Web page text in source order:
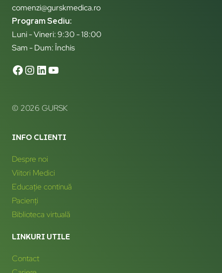
comenzi@gurskmedica.ro
Program Sediu:
Luni - Vineri: 9:30 - 18:00
Sam - Dum: Închis
© 2026 GURSK
INFO CLIENTI
Despre noi
Viitori Medici
Educație continuă
Pacienți
Biblioteca virtuală
LINKURI UTILE
Contact